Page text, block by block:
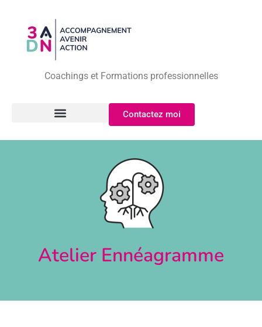
Coachings et Formations professionnelles
Contactez moi
Atelier Ennéagramme